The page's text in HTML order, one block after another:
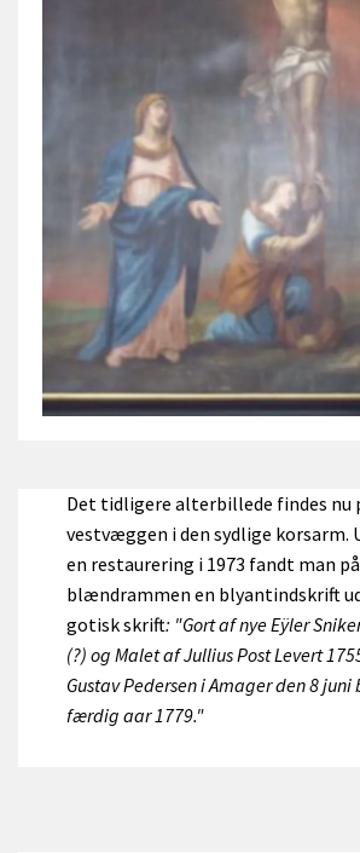
Det tidligere alterbillede findes nu
vestvæggen i den sydlige korsarm.
en restaurering i 1973 fandt man
blændrammen en blyantindskrift
gotisk skrift: "Gort af nye Eÿler
(?) og Malet af Jullius Post Levert
Gustav Pedersen i Amager den 8 juni
færdig aar 1779."